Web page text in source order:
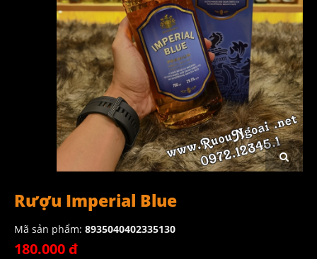
Rượu Imperial Blue
Mã sản phẩm: 8935040402335130
180.000 đ